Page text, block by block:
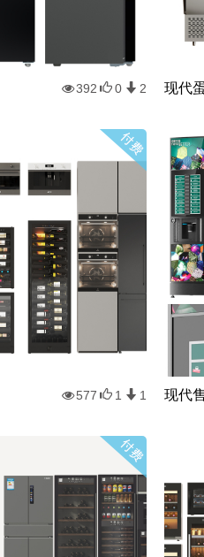
392 0 2 现代
577 1 1 现代